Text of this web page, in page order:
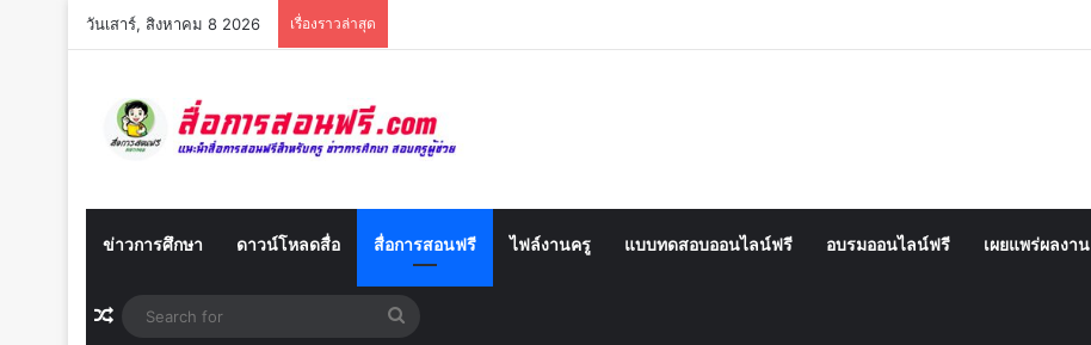
วันเสาร์, สิงหาคม 8 2026 เรื่องราวล่าสุด
ข่าวการศึกษา ดาวน์โหลดสื่อ สื่อการสอนฟรี ไฟล์งานครู แบบทดสอบออนไลน์ฟรี อบรมออนไลน์ฟรี เผยแพร่ผลงาน
Random Article